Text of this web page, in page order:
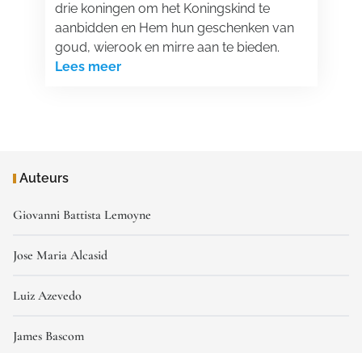
drie koningen om het Koningskind te
aanbidden en Hem hun geschenken van
goud, wierook en mirre aan te bieden.
Lees meer
Auteurs
Giovanni Battista Lemoyne
Jose Maria Alcasid
Luiz Azevedo
James Bascom